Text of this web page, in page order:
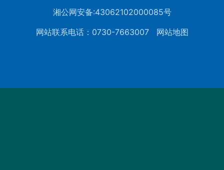
湘公网安备:43062102000085号
网站联系电话：0730-7663007
网站地图